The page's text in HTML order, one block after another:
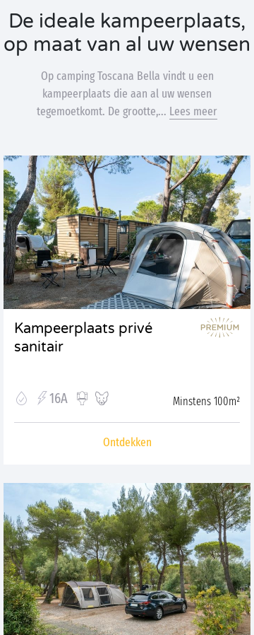
De ideale kampeerplaats,
op maat van al uw wensen
Op camping Toscana Bella vindt u een
kampeerplaats die aan al uw wensen
tegemoetkomt. De grootte,... Lees meer
Kampeerplaats privé
sanitair
16A Minstens 100m²
Ontdekken